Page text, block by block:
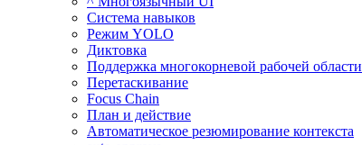
Система навыков
Режим YOLO
Диктовка
Поддержка многокорневой рабочей области
Перетаскивание
Focus Chain
План и действие
Автоматическое резюмирование контекста